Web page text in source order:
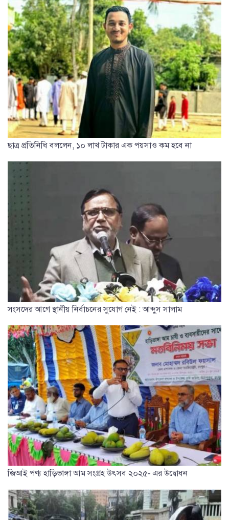
ছাত্র প্রতিনিধি বললেন, ১০ লাখ টাকার এক পয়সাও কম হবে না
সংসদের আগে স্থানীয় নির্বাচনের সুযোগ নেই : আব্দুস সালাম
জিআই পণ্য হাড়িভাঙ্গা আম সংগ্রহ উৎসব ২০২৫- এর উদ্বোধন